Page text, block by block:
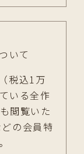
いて
税込1万
いる全作
閲覧いた
の会員特